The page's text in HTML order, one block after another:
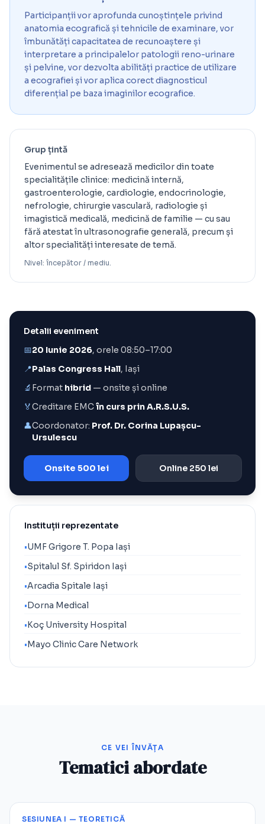
Participanții vor aprofunda cunoștințele privind
anatomia ecografică și tehnicile de examinare, vor
îmbunătăți capacitatea de recunoaștere și
interpretare a principalelor patologii reno-urinare
și pelvine, vor dezvolta abilități practice de utilizare
a ecografiei și vor aplica corect diagnosticul
diferențial pe baza imaginilor ecografice.
Grup țintă
Evenimentul se adresează medicilor din toate
specialitățile clinice: medicină internă,
gastroenterologie, cardiologie, endocrinologie,
nefrologie, chirurgie vasculară, radiologie și
imagistică medicală, medicină de familie — cu sau
fără atestat în ultrasonografie generală, precum și
altor specialități interesate de temă.
Nivel: începător / mediu.
Detalii eveniment
📅20 Iunie 2026, orele 08:50–17:00
📍Palas Congress Hall, Iași
🔬 Format hibrid — onsite și online
🏅Creditare EMCîn curs prin A.R.S.U.S.
👤Coordonator: Prof. Dr. Corina Lupașcu-
Ursulescu
Onsite 500 lei Online 250 lei
Instituții reprezentate
•UMF Grigore T. Popa Iași
•Spitalul Sf. Spiridon Iași
•Arcadia Spitale Iași
•Dorna Medical
•Koç University Hospital
•Mayo Clinic Care Network
CE VEI ÎNVĂȚA
Tematici abordate
SESIUNEA I — TEORETICĂ